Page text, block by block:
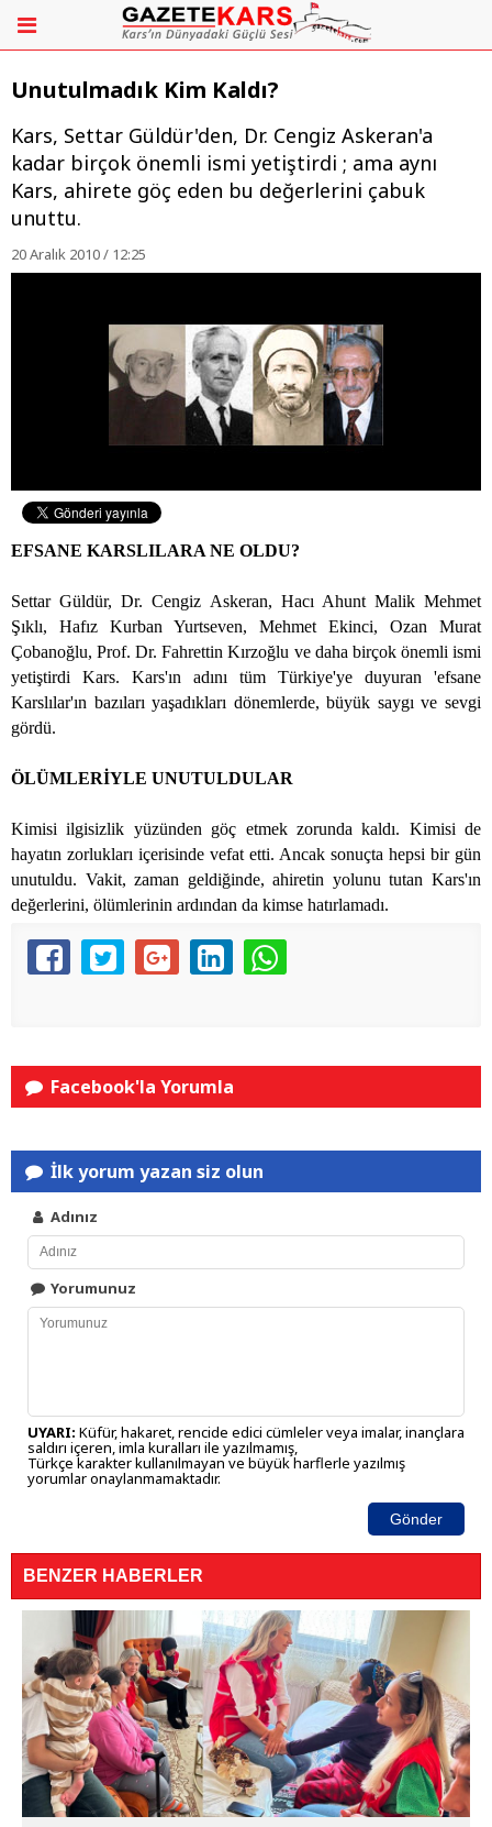
Unutulmadık Kim Kaldı?
Kars, Settar Güldür'den, Dr. Cengiz Askeran'a
kadar birçok önemli ismi yetiştirdi ; ama aynı
Kars, ahirete göç eden bu değerlerini çabuk
unuttu.
20 Aralık 2010 / 12:25
EFSANE KARSLILARA NE OLDU?
Settar Güldür, Dr. Cengiz Askeran, Hacı Ahunt Malik Mehmet
Şıklı, Hafız Kurban Yurtseven, Mehmet Ekinci, Ozan Murat
Çobanoğlu, Prof. Dr. Fahrettin Kırzoğlu ve daha birçok önemli ismi
yetiştirdi Kars. Kars'ın adını tüm Türkiye'ye duyuran 'efsane
Karslılar'ın bazıları yaşadıkları dönemlerde, büyük saygı ve sevgi
gördü.
ÖLÜMLERİYLE UNUTULDULAR
Kimisi ilgisizlik yüzünden göç etmek zorunda kaldı. Kimisi de
hayatın zorlukları içerisinde vefat etti. Ancak sonuçta hepsi bir gün
unutuldu. Vakit, zaman geldiğinde, ahiretin yolunu tutan Kars'ın
değerlerini, ölümlerinin ardından da kimse hatırlamadı.
Facebook'la Yorumla
İlk yorum yazan siz olun
Adınız
Yorumunuz
UYARI: Küfür, hakaret, rencide edici cümleler veya imalar, inançlara
saldırı içeren, imla kuralları ile yazılmamış,
Türkçe karakter kullanılmayan ve büyük harflerle yazılmış
yorumlar onaylanmamaktadır.
Gönder
BENZER HABERLER